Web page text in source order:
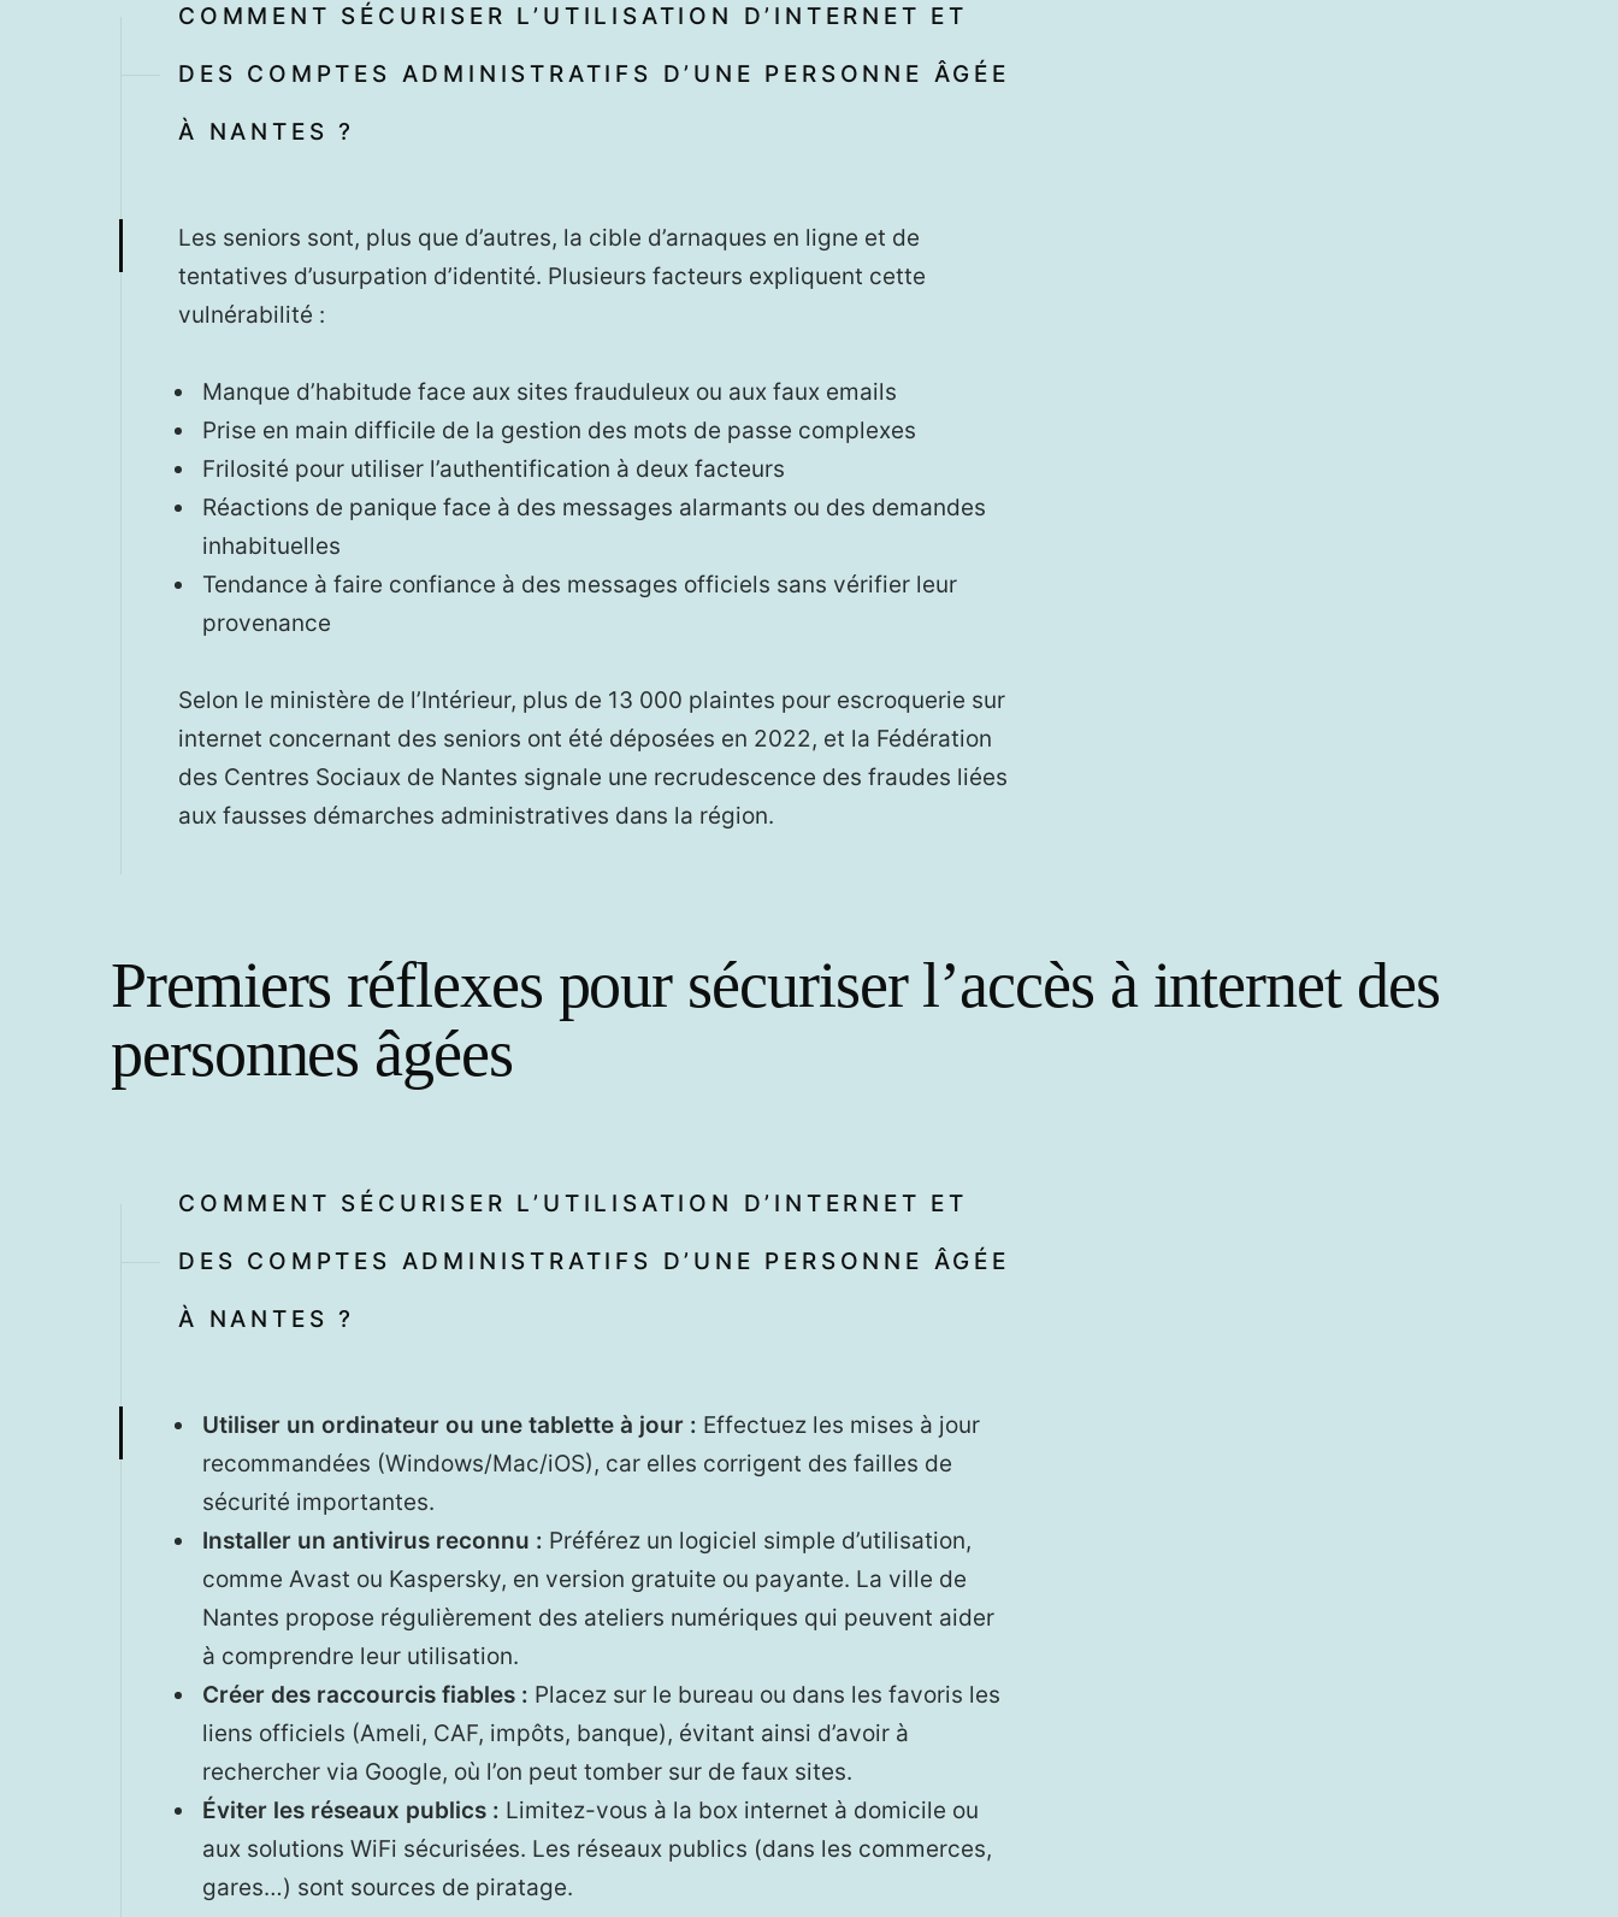
COMMENT SÉCURISER L’UTILISATION D’INTERNET ET
DES COMPTES ADMINISTRATIFS D’UNE PERSONNE ÂGÉE
À NANTES ?
Les seniors sont, plus que d’autres, la cible d’arnaques en ligne et de
tentatives d’usurpation d’identité. Plusieurs facteurs expliquent cette
vulnérabilité :
Manque d’habitude face aux sites frauduleux ou aux faux emails
Prise en main difficile de la gestion des mots de passe complexes
Frilosité pour utiliser l’authentification à deux facteurs
Réactions de panique face à des messages alarmants ou des demandes
inhabituelles
Tendance à faire confiance à des messages officiels sans vérifier leur
provenance
Selon le ministère de l’Intérieur, plus de 13 000 plaintes pour escroquerie sur
internet concernant des seniors ont été déposées en 2022, et la Fédération
des Centres Sociaux de Nantes signale une recrudescence des fraudes liées
aux fausses démarches administratives dans la région.
Premiers réflexes pour sécuriser l’accès à internet des
personnes âgées
COMMENT SÉCURISER L’UTILISATION D’INTERNET ET
DES COMPTES ADMINISTRATIFS D’UNE PERSONNE ÂGÉE
À NANTES ?
Utiliser un ordinateur ou une tablette à jour : Effectuez les mises à jour
recommandées (Windows/Mac/iOS), car elles corrigent des failles de
sécurité importantes.
Installer un antivirus reconnu : Préférez un logiciel simple d’utilisation,
comme Avast ou Kaspersky, en version gratuite ou payante. La ville de
Nantes propose régulièrement des ateliers numériques qui peuvent aider
à comprendre leur utilisation.
Créer des raccourcis fiables : Placez sur le bureau ou dans les favoris les
liens officiels (Ameli, CAF, impôts, banque), évitant ainsi d’avoir à
rechercher via Google, où l’on peut tomber sur de faux sites.
Éviter les réseaux publics : Limitez-vous à la box internet à domicile ou
aux solutions WiFi sécurisées. Les réseaux publics (dans les commerces,
gares…) sont sources de piratage.